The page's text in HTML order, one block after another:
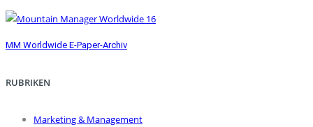
MM Worldwide E-Paper-Archiv
RUBRIKEN
Marketing & Management